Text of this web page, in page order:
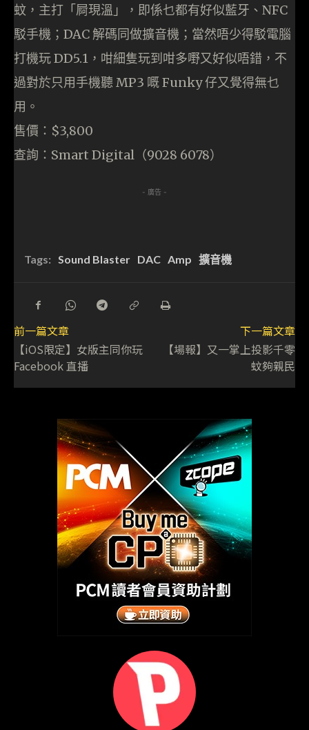
蚊，主打「屙現溫」，即係乜都有好似藍牙、NFC
駁手機；DAC 解碼同做擴音機；當然唔少得駁電腦
打機玩 DD5.1，咁細隻玩到咁多嘢又好似唔錯，不
過對於只用手機聽 MP3 嘅 Funky 仔又覺得無乜
用。
售價：$3,800
查詢：Smart Digital（9028 6078）
- 廣告 -
Tags: Sound Blaster DAC Amp 擴音機
前一篇文章
【iOS限定】女版主同你玩
Facebook 直播
下一篇文章
【場報】又一掌上投影千零
蚊夠親民